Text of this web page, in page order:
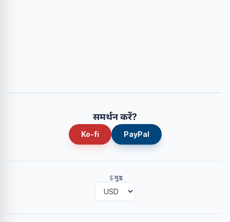
समर्थन करें?
Ko-fi PayPal
मुद्रा